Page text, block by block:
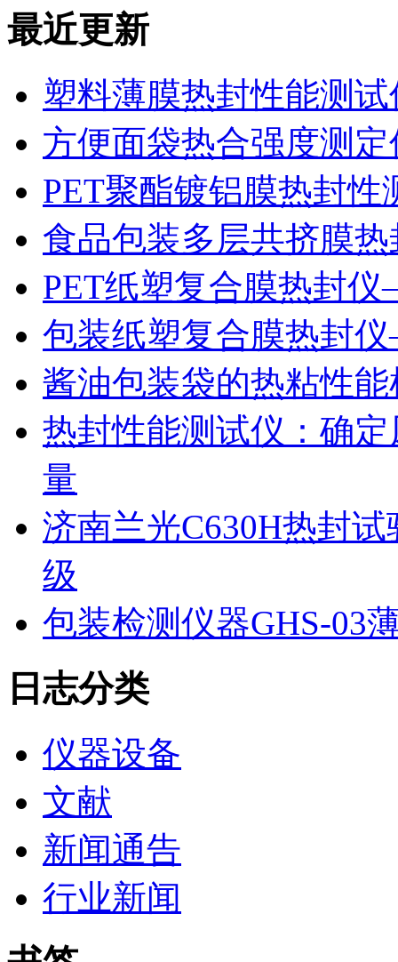
最近更新
塑料薄膜热封性能测
方便面袋热合强度测
PET聚酯镀铝膜热封性
食品包装多层共挤膜
PET纸塑复合膜热封
包装纸塑复合膜热封
酱油包装袋的热粘性
热封性能测试仪：确
量
济南兰光C630H热封
级
包装检测仪器GHS-03
日志分类
仪器设备
文献
新闻通告
行业新闻